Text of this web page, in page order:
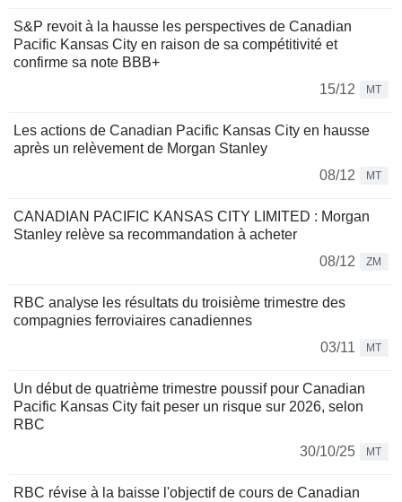
S&P revoit à la hausse les perspectives de Canadian
Pacific Kansas City en raison de sa compétitivité et
confirme sa note BBB+
15/12
MT
Les actions de Canadian Pacific Kansas City en hausse
après un relèvement de Morgan Stanley
08/12
MT
CANADIAN PACIFIC KANSAS CITY LIMITED : Morgan
Stanley relève sa recommandation à acheter
08/12
ZM
RBC analyse les résultats du troisième trimestre des
compagnies ferroviaires canadiennes
03/11
MT
Un début de quatrième trimestre poussif pour Canadian
Pacific Kansas City fait peser un risque sur 2026, selon
RBC
30/10/25
MT
RBC révise à la baisse l'objectif de cours de Canadian